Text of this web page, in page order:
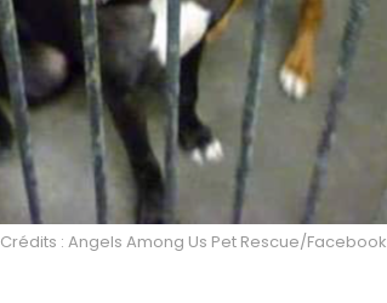
Crédits : Angels Among Us Pet Rescue/Facebook